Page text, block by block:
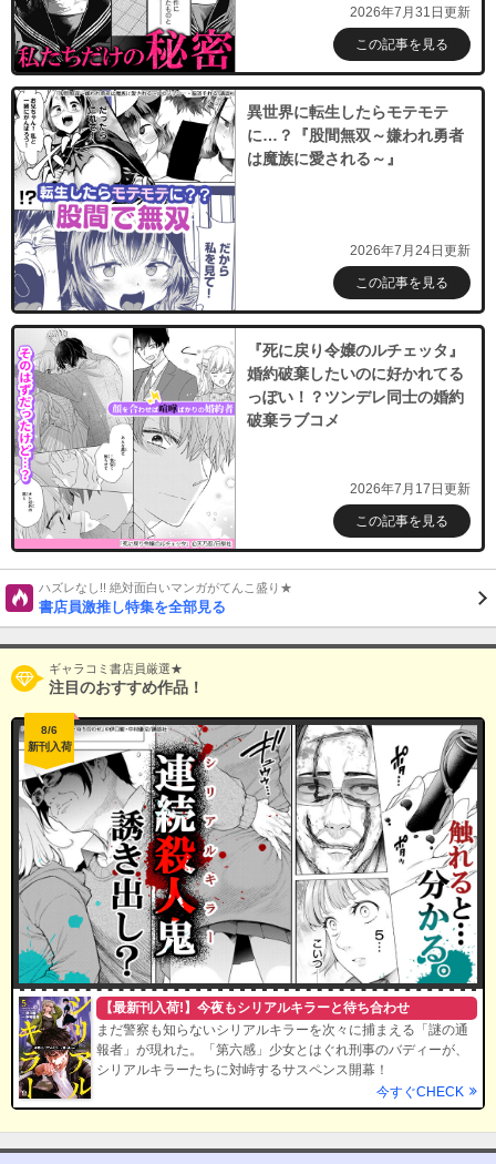
2026年7月31日更新
この記事を見る
異世界に転生したらモテモテ
に…？『股間無双～嫌われ勇者
は魔族に愛される～』
2026年7月24日更新
この記事を見る
『死に戻り令嬢のルチェッタ』
婚約破棄したいのに好かれてる
っぽい！？ツンデレ同士の婚約
破棄ラブコメ
2026年7月17日更新
この記事を見る
ハズレなし!! 絶対面白いマンガがてんこ盛り★
書店員激推し特集を全部見る
ギャラコミ書店員厳選★
注目のおすすめ作品！
8/6
新刊入荷
【最新刊入荷!】今夜もシリアルキラーと待ち合わせ
まだ警察も知らないシリアルキラーを次々に捕まえる「謎の通
報者」が現れた。「第六感」少女とはぐれ刑事のバディーが、
シリアルキラーたちに対峙するサスペンス開幕！
今すぐCHECK